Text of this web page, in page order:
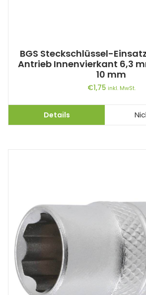
BGS Steckschlüssel-
Antrieb Innenvierkant 6,3
10 mm
€1,75 inkl. MwSt.
Details